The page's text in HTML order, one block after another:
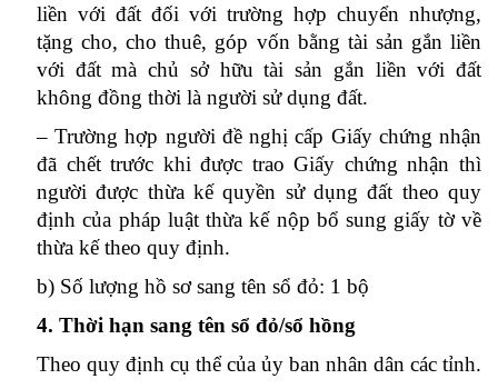
liền với đất đối với trường hợp chuyển nhượng,
tặng cho, cho thuê, góp vốn bằng tài sản gắn liền
với đất mà chủ sở hữu tài sản gắn liền với đất
không đồng thời là người sử dụng đất.
– Trường hợp người đề nghị cấp Giấy chứng nhận
đã chết trước khi được trao Giấy chứng nhận thì
người được thừa kế quyền sử dụng đất theo quy
định của pháp luật thừa kế nộp bổ sung giấy tờ về
thừa kế theo quy định.
b) Số lượng hồ sơ sang tên sổ đỏ: 1 bộ
4. Thời hạn sang tên sổ đỏ/sổ hồng
Theo quy định cụ thể của ủy ban nhân dân các tỉnh.